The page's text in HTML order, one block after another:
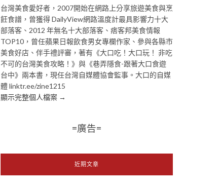
台灣美食愛好者，2007開始在網路上分享旅遊美食與烹
飪食譜，曾獲得 DailyView網路溫度計最具影響力十大
部落客、2012 年無名十大部落客、痞客邦美食情報
TOP10，曾任蘋果日報飲食男女專欄作家、參與各縣市
美食好店、伴手禮評審，著有《大口吃！大口玩！ 非吃
不可的台灣美食攻略！》與《巷弄隱食-跟著大口食遊
台中》兩本書，現任台灣自媒體協會監事。大口的自媒
體 linktr.ee/zine1215
顯示完整個人檔案 →
=廣告=
近期文章